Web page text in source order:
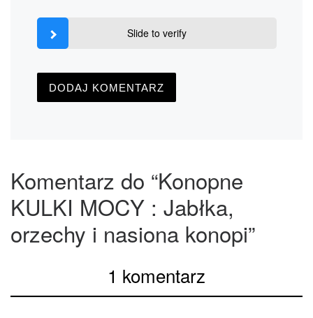
Slide to verify
Komentarz do “Konopne
KULKI MOCY : Jabłka,
orzechy i nasiona konopi”
1 komentarz